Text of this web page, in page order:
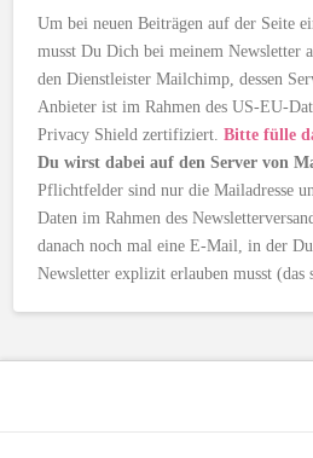
Um bei neuen Beiträgen auf der Seite
musst Du Dich bei meinem Newsletter
den Dienstleister Mailchimp, dessen
Anbieter ist im Rahmen des US-EU-
Privacy Shield zertifiziert.Bitte fülle
Du wirst dabei auf den Server von
Pflichtfelder sind nur die Mailadresse
Daten im Rahmen des
danach noch mal eine E-Mail, in der
Newsletter explizit erlauben musst (das